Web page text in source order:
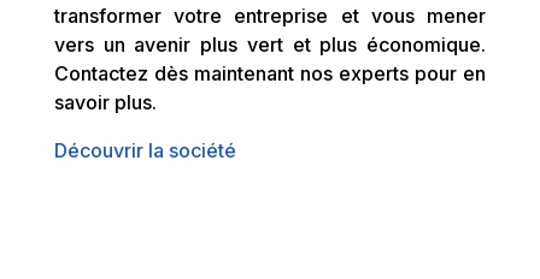
transformer votre entreprise et vous mener
vers un avenir plus vert et plus économique.
Contactez dès maintenant nos experts pour en
savoir plus.
Découvrir la société